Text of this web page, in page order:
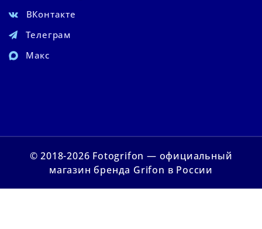
ВКонтакте
Телеграм
Макс
© 2018-2026 Fotogrifon — официальный
магазин бренда Grifon в России